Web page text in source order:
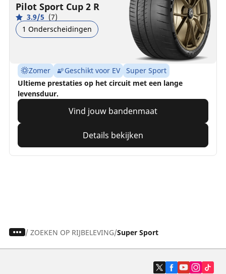
Pilot Sport Cup 2 R
3.9/5 (7)
1 Onderscheidingen
Zomer Geschikt voor EV
Super Sport
Ultieme prestaties op het circuit met een lange
levensduur.
Vind jouw bandenmaat
Details bekijken
/ ZOEKEN OP RIJBELEVING Super Sport